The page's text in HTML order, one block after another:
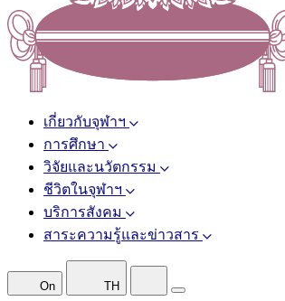
เกี่ยวกับจุฬาฯ
การศึกษา
วิจัยและนวัตกรรม
ชีวิตในจุฬาฯ
บริการสังคม
สาระความรู้และข่าวสาร
On TH